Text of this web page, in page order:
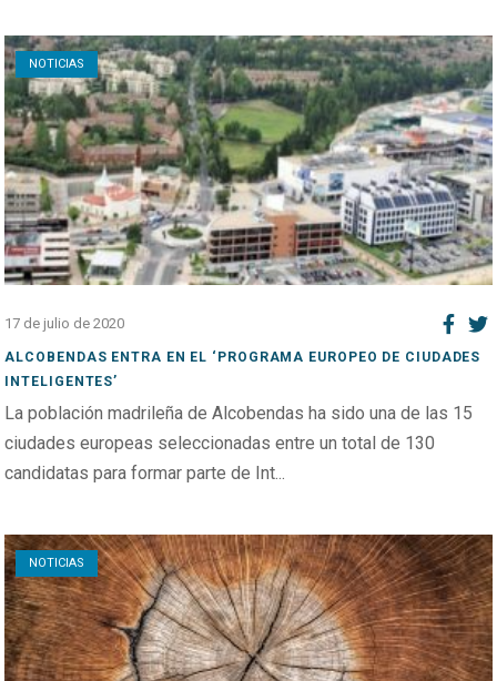
NOTICIAS
Open post
17 de julio de 2020
ALCOBENDAS ENTRA EN EL ‘PROGRAMA EUROPEO DE CIUDADES
INTELIGENTES’
La población madrileña de Alcobendas ha sido una de las 15
ciudades europeas seleccionadas entre un total de 130
candidatas para formar parte de Int...
NOTICIAS
Open post